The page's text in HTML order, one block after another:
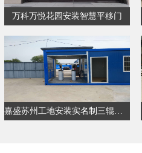
万科万悦花园安装智慧平移门
嘉盛苏州工地安装实名制三辊闸通…